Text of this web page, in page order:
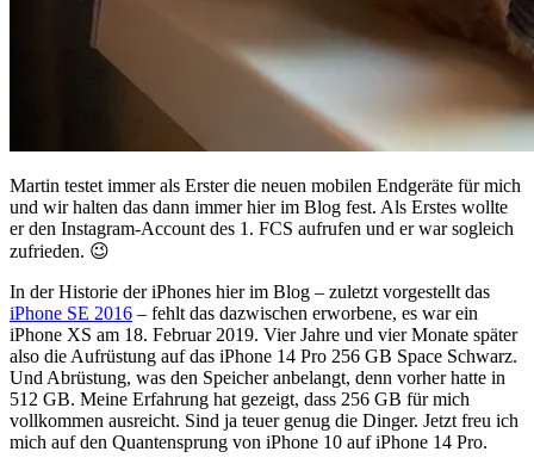
Martin testet immer als Erster die neuen mobilen Endgeräte für mich
und wir halten das dann immer hier im Blog fest. Als Erstes wollte
er den Instagram-Account des 1. FCS aufrufen und er war sogleich
zufrieden. 😉
In der Historie der iPhones hier im Blog – zuletzt vorgestellt das
iPhone SE 2016 – fehlt das dazwischen erworbene, es war ein
iPhone XS am 18. Februar 2019. Vier Jahre und vier Monate später
also die Aufrüstung auf das iPhone 14 Pro 256 GB Space Schwarz.
Und Abrüstung, was den Speicher anbelangt, denn vorher hatte in
512 GB. Meine Erfahrung hat gezeigt, dass 256 GB für mich
vollkommen ausreicht. Sind ja teuer genug die Dinger. Jetzt freu ich
mich auf den Quantensprung von iPhone 10 auf iPhone 14 Pro.